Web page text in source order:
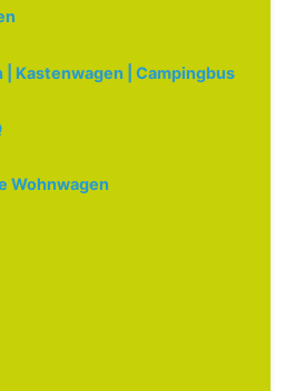
| Kastenwagen | Campingbus
Wohnwagen